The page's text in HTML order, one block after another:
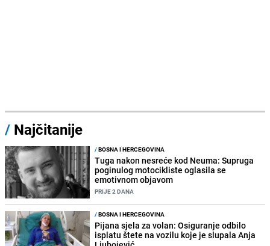
/ Najčitanije
/BOSNA I HERCEGOVINA
Tuga nakon nesreće kod Neuma: Supruga
poginulog motocikliste oglasila se
emotivnom objavom
PRIJE 2 DANA
/BOSNA I HERCEGOVINA
Pijana sjela za volan: Osiguranje odbilo
isplatu štete na vozilu koje je slupala Anja